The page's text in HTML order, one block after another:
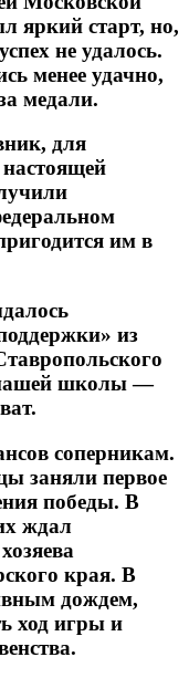
яркий старт, но,
не удалось.
менее удачно,
медали.
для
им в
из
школы —
соперникам.
заняли первое
победы. В
ждал
края. В
дождем,
ход игры и